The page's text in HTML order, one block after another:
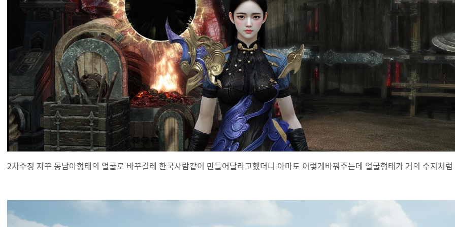
2차수정 자꾸 동남아형태의 얼굴로 바꾸길레 한국사람같이 만들어달라고했더니 아마도 이렇게바꿔주는데 얼굴형태가 거의 수지처